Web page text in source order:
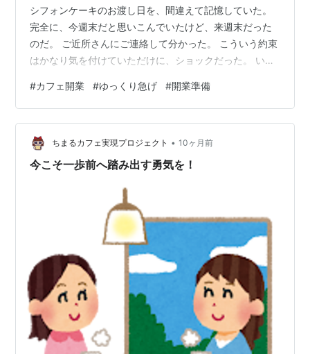
シフォンケーキのお渡し日を、間違えて記憶していた。
完全に、今週末だと思いこんでいたけど、来週末だった
のだ。 ご近所さんにご連絡して分かった。 こういう約束
はかなり気を付けていただけに、ショックだった。 い
んの方だよね・・・・ これから、開業してやっていくの
だから、こんな中途半端なことではいけない。 反省。 さ
て、開業準備の方は、今のところ、目に見える進展はな
いんだけど 兄弟や家族との調整に向けて動き出そうとし
ている。 焦ってもいけないし、かといって、のんびりも
#カフェ開業 #ゆっくり急げ #開業準備
ちまるカフェ実現プロジェクト • 10ヶ月前
今こそ一歩前へ踏み出す勇気を！